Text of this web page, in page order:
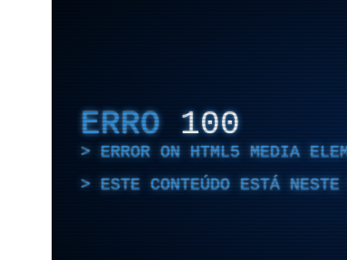
ERRO 100
ERROR ON HTML5 MEDIA
ESTE CONTEÚDO ESTÁ